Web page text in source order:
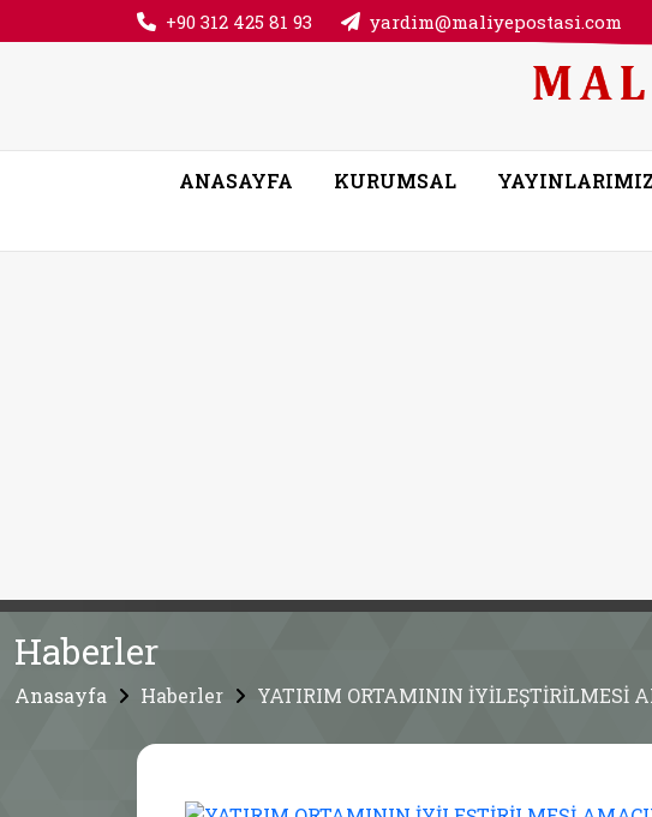
+90 312 425 81 93 yardim@maliyepostasi.com
ANASAYFA KURUMSAL YAYINLARIMIZ
Haberler
Anasayfa Haberler YATIRIM ORTAMININ İYİLEŞTİRİLMESİ